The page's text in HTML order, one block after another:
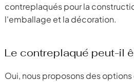
contreplaqués pour la
l'emballage et la décoration.
Le contreplaqué peut-il
Oui, nous proposons des